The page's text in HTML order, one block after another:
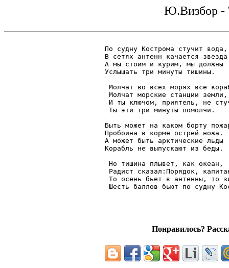
Ю.Визбор -
По судну Кострома стучит вода,
В сетях антенн качается
А мы стоим и курим, мы должны
Услышать три минуты тишины.
Молчат во всех морях все
Молчат морские станции земли,
И ты ключом, приятель, не
Ты эти три минуты помолчи.
Быть может на каком борту
Пробоина в корме острей ножа.
А может быть арктические льды
Корабль не выпускают из беды.
Но тишина плывет, как океан,
Радист сказал:Порядок,
То осень бьет в антенны, то
Шесть баллов бьют по судну
Понравилось?